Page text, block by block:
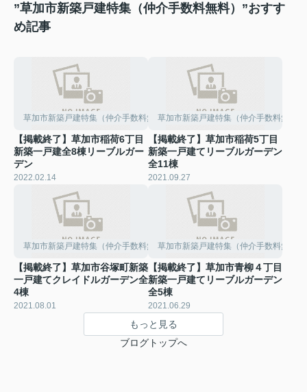
”草加市新築戸建特集（仲介手数料無料）”おすす
め記事
草加市新築戸建特集（仲介手数料無料）
【掲載終了】草加市稲荷6丁目
新築一戸建全8棟リーブルガー
デン
2022.02.14
草加市新築戸建特集（仲介手数料無料）
【掲載終了】草加市稲荷5丁目
新築一戸建てリーブルガーデン
全11棟
2021.09.27
草加市新築戸建特集（仲介手数料無料）
【掲載終了】草加市谷塚町新築
一戸建てクレイドルガーデン全
4棟
2021.08.01
草加市新築戸建特集（仲介手数料無料）
【掲載終了】草加市青柳４丁目
新築一戸建てリーブルガーデン
全5棟
2021.06.29
もっと見る
ブログトップへ